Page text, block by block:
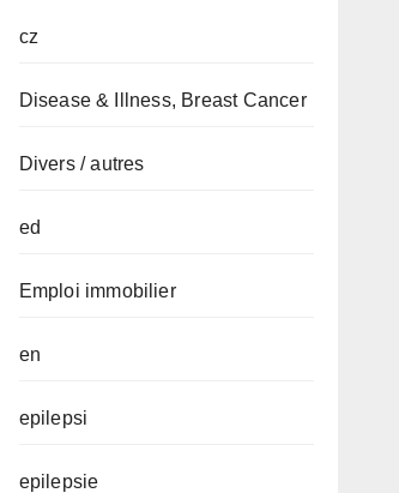
cz
Disease & Illness, Breast Cancer
Divers / autres
ed
Emploi immobilier
en
epilepsi
epilepsie